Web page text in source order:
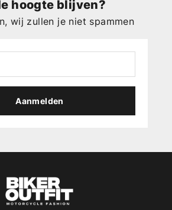
hoogte blijven?
wij zullen je niet spammen
Aanmelden